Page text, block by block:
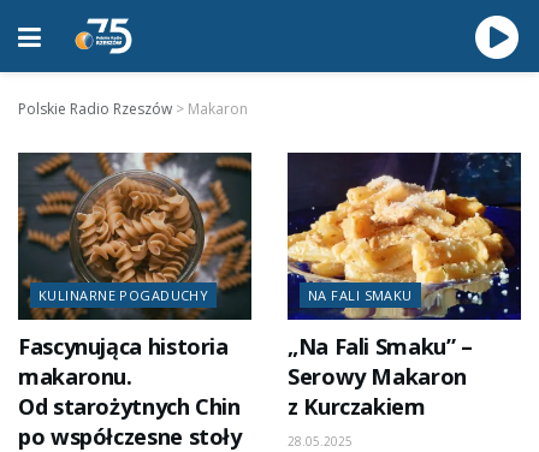
Polskie Radio Rzeszów > Makaron
KULINARNE POGADUCHY
Fascynująca historia
makaronu.
Od starożytnych Chin
po współczesne stoły
NA FALI SMAKU
„Na Fali Smaku” –
Serowy Makaron
z Kurczakiem
28.05.2025